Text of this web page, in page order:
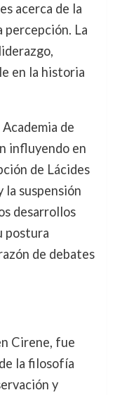
acerca de la
La
en la historia
de
influyendo en
de Lácides
la suspensión
desarrollos
postura
de debates
Cirene, fue
la filosofía
y